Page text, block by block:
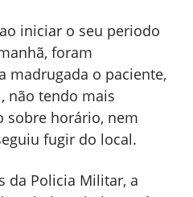
iniciar o seu periodo
foram
madrugada o paciente,
não tendo mais
sobre horário, nem
fugir do local.
da Policia Militar, a